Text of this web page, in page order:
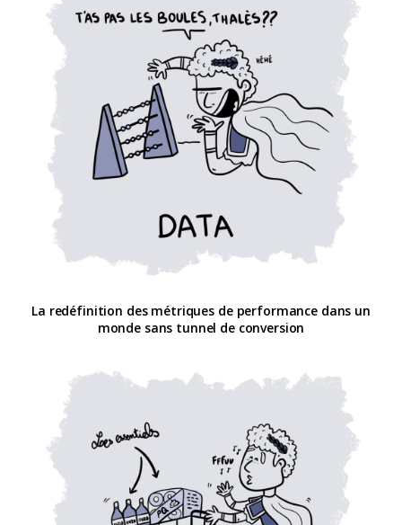
La redéfinition des métriques de performance dans un
monde sans tunnel de conversion